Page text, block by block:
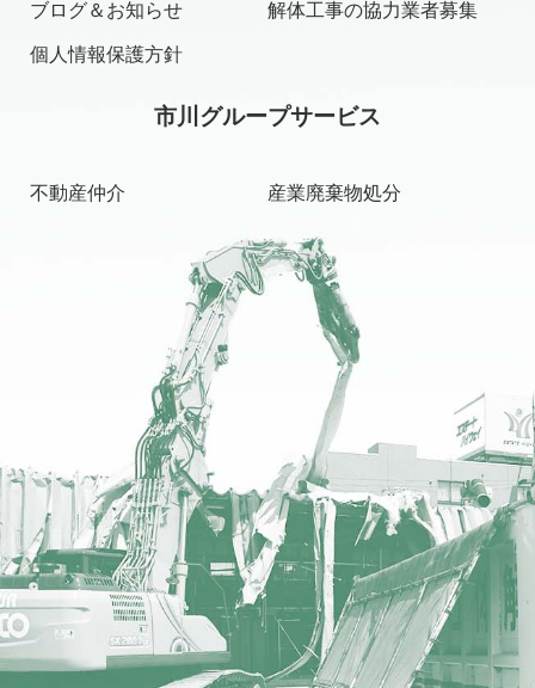
ブログ＆お知らせ
解体工事の協力業者募集
個人情報保護方針
市川グループサービス
不動産仲介 産業廃棄物処分